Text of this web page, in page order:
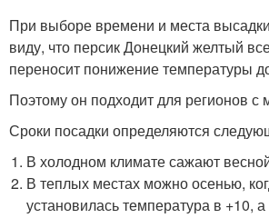
При выборе времени и места
виду, что персик Донецкий желтый
переносит понижение температуры
Поэтому он подходит для регионов с
Сроки посадки определяются
В холодном климате сажают
В теплых местах можно осенью,
установилась температура в +10,